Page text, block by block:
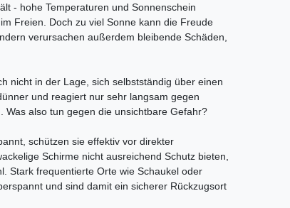
- hohe Temperaturen und Sonnenschein
Freien. Doch zu viel Sonne kann die Freude
verursachen außerdem bleibende Schäden,
nicht in der Lage, sich selbstständig über einen
und reagiert nur sehr langsam gegen
Was also tun gegen die unsichtbare Gefahr?
schützen sie effektiv vor direkter
Schirme nicht ausreichend Schutz bieten,
Stark frequentierte Orte wie Schaukel oder
und sind damit ein sicherer Rückzugsort